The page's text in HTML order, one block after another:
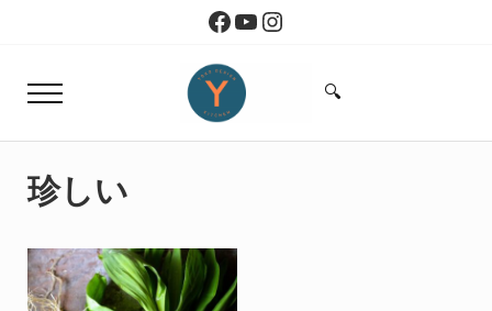
Skip to header right navigationFacebook
YouTube
Instagram
Menu
Yoko Design Kitchen
Search...
🔍
珍しい